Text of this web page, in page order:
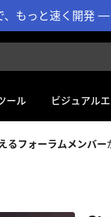
もっと速く開発 —
ール ビジュアル
るフォーラムメンバー